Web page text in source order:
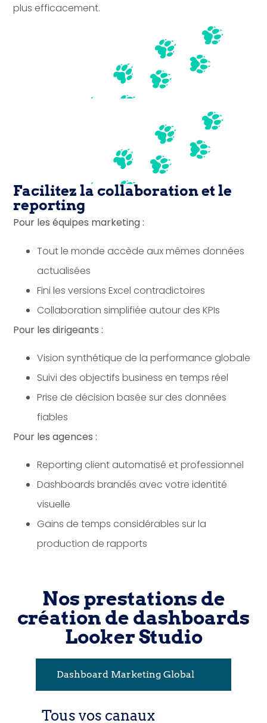
plus efficacement.
Facilitez la collaboration et le
reporting
Pour les équipes marketing :
Tout le monde accède aux mêmes données
actualisées
Fini les versions Excel contradictoires
Collaboration simplifiée autour des KPIs
Pour les dirigeants :
Vision synthétique de la performance globale
Suivi des objectifs business en temps réel
Prise de décision basée sur des données
fiables
Pour les agences :
Reporting client automatisé et professionnel
Dashboards brandés avec votre identité
visuelle
Gains de temps considérables sur la
production de rapports
Nos prestations de
création de dashboards
Looker Studio
Dashboard Marketing Global
Tous vos canaux